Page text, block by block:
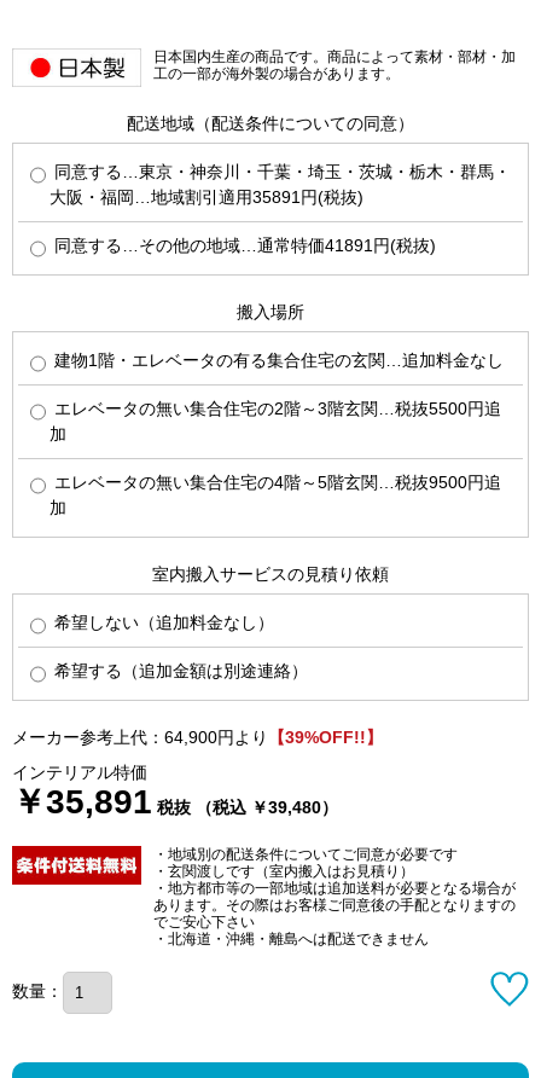
日本国内生産の商品です。商品によって素材・部材・加
工の一部が海外製の場合があります。
配送地域（配送条件についての同意）
同意する…東京・神奈川・千葉・埼玉・茨城・栃木・群馬・
大阪・福岡…地域割引適用35891円(税抜)
同意する…その他の地域…通常特価41891円(税抜)
搬入場所
建物1階・エレベータの有る集合住宅の玄関…追加料金なし
エレベータの無い集合住宅の2階～3階玄関…税抜5500円追
加
エレベータの無い集合住宅の4階～5階玄関…税抜9500円追
加
室内搬入サービスの見積り依頼
希望しない（追加料金なし）
希望する（追加金額は別途連絡）
メーカー参考上代：64,900円より
【39%OFF!!】
インテリアル特価
￥35,891 税抜 （税込 ￥39,480）
・地域別の配送条件についてご同意が必要です
・玄関渡しです（室内搬入はお見積り）
・地方都市等の一部地域は追加送料が必要となる場合が
あります。その際はお客様ご同意後の手配となりますの
でご安心下さい
・北海道・沖縄・離島へは配送できません
数量：